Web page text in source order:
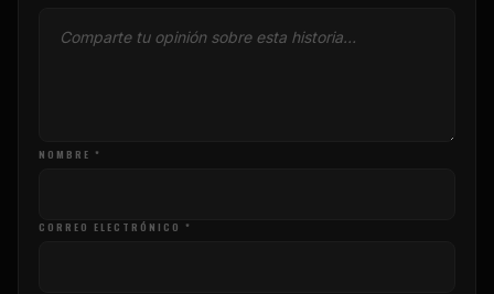
NOMBRE *
CORREO ELECTRÓNICO *